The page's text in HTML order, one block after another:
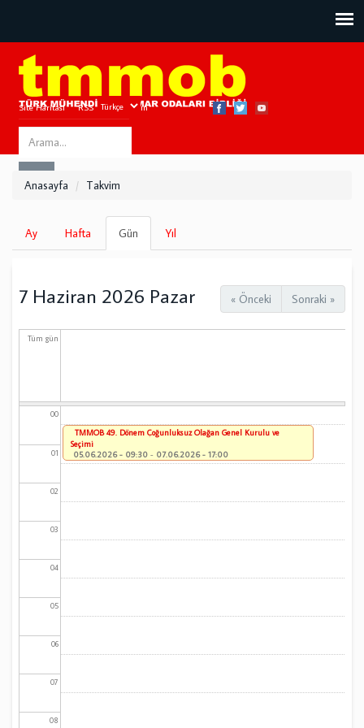
Site Haritası RSS Bize Ulaşın
Search
this
Anasayfa Takvim
Birincil
sekmeler
Ay Hafta Gün
sekme)
Yıl
« Önceki Sonraki »
7 Haziran 2026 Pazar
Tüm gün
00
01
02
03
04
05
06
07
08
TMMOB 49. Dönem Çoğunluksuz Olağan Genel Kurulu ve
Seçimi
05.06.2026 - 09:30 - 07.06.2026 - 17:00